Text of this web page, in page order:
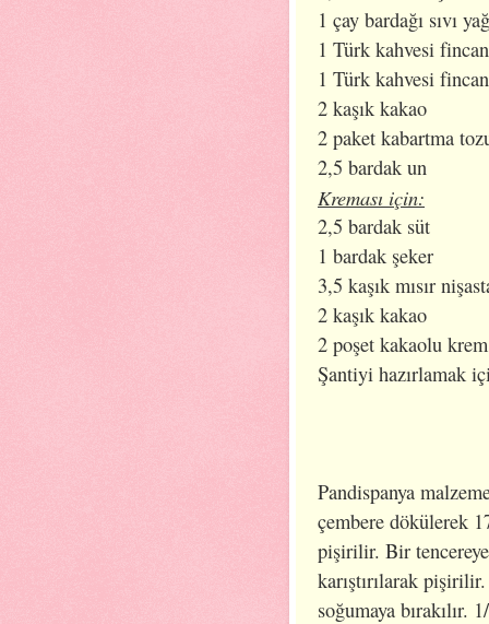
1 çay bardağı sıvı yağ
1 Türk kahvesi
1 Türk kahvesi
2 kaşık kakao
2 paket kabartma
2,5 bardak un
Kreması için:
2,5 bardak süt
1 bardak şeker
3,5 kaşık mısır
2 kaşık kakao
2 poşet kakaolu
Şantiyi hazırlamak
Pandispanya
çembere dökülerek
pişirilir. Bir
karıştırılarak
soğumaya bırakılır.